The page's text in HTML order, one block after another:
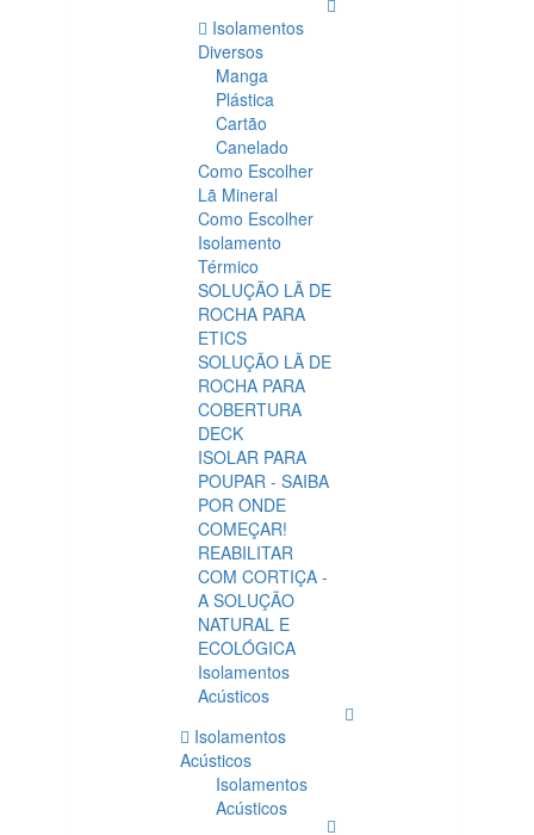
Isolamentos
Diversos
Manga
Plástica
Cartão
Canelado
Como Escolher
Lã Mineral
Como Escolher
Isolamento
Térmico
SOLUÇÃO LÃ DE
ROCHA PARA
ETICS
SOLUÇÃO LÃ DE
ROCHA PARA
COBERTURA
DECK
ISOLAR PARA
POUPAR - SAIBA
POR ONDE
COMEÇAR!
REABILITAR
COM CORTIÇA -
A SOLUÇÃO
NATURAL E
ECOLÓGICA
Isolamentos
Acústicos
Isolamentos
Acústicos
Isolamentos
Acústicos